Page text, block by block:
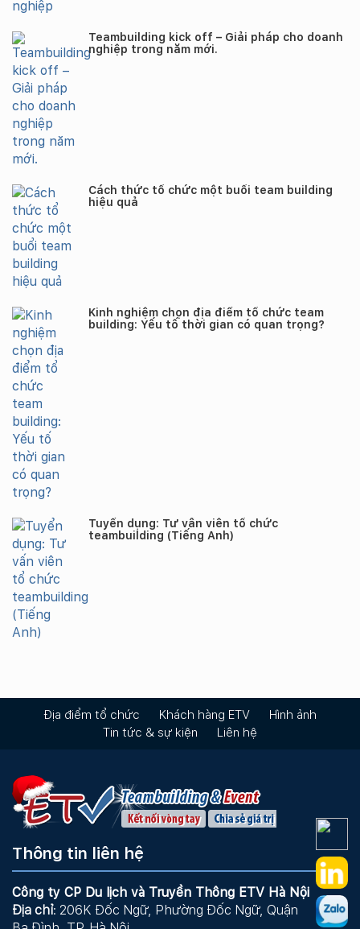
Teambuilding kick off – Giải pháp cho doanh
nghiệp trong năm mới.
Cách thức tổ chức một buổi team building
hiệu quả
Kinh nghiệm chọn địa điểm tổ chức team
building: Yếu tố thời gian có quan trọng?
Tuyển dụng: Tư vấn viên tổ chức
teambuilding (Tiếng Anh)
Địa điểm tổ chức Khách hàng ETV
Hình ảnh
Tin tức & sự kiện
Liên hệ
Thông tin liên hệ
Công ty CP Du lịch và Truyền Thông ETV Hà Nội
Địa chỉ: 206K Đốc Ngữ, Phường Đốc Ngữ, Quận